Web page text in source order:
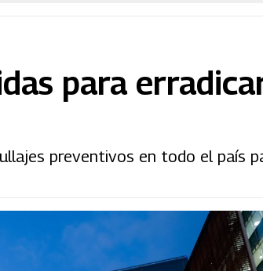
para
preventivos en todo el país